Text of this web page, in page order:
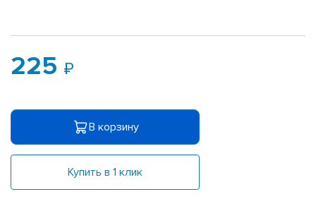
225
В корзину
Купить в 1 клик